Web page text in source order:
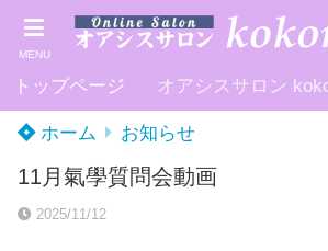
MENU
トップページ オアシスサロン
ホーム お知らせ
11月氣學質問会動画
2025/11/12